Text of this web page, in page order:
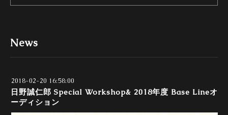
News
2018-02-20 16:58:00
日野誠仁郎 Special Workshop& 2018年度 Base Lineオ
ーディション